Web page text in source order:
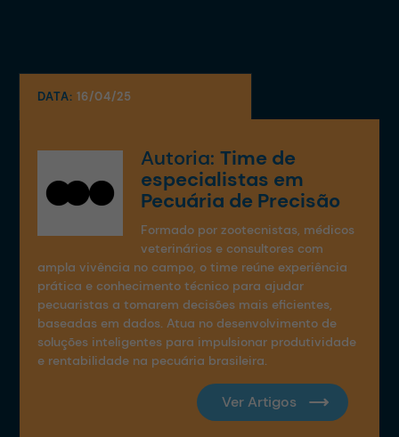
DATA:16/04/25
Autoria:Time de
especialistas em
Pecuária de Precisão
Formado por zootecnistas, médicos
veterinários e consultores com
ampla vivência no campo, o time reúne experiência
prática e conhecimento técnico para ajudar
pecuaristas a tomarem decisões mais eficientes,
baseadas em dados. Atua no desenvolvimento de
soluções inteligentes para impulsionar produtividade
e rentabilidade na pecuária brasileira.